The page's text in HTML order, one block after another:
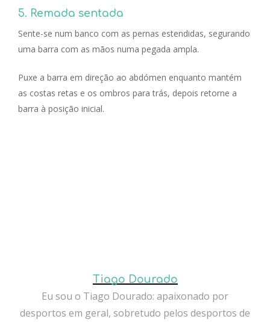
5. Remada sentada
Sente-se num banco com as pernas estendidas, segurando
uma barra com as mãos numa pegada ampla.
Puxe a barra em direção ao abdómen enquanto mantém
as costas retas e os ombros para trás, depois retorne a
barra à posição inicial.
Tiago Dourado
Eu sou o Tiago Dourado: apaixonado por
desportos em geral, sobretudo pelos desportos de